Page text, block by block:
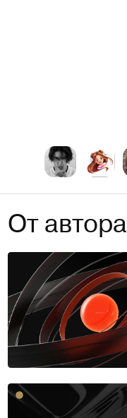
От автора